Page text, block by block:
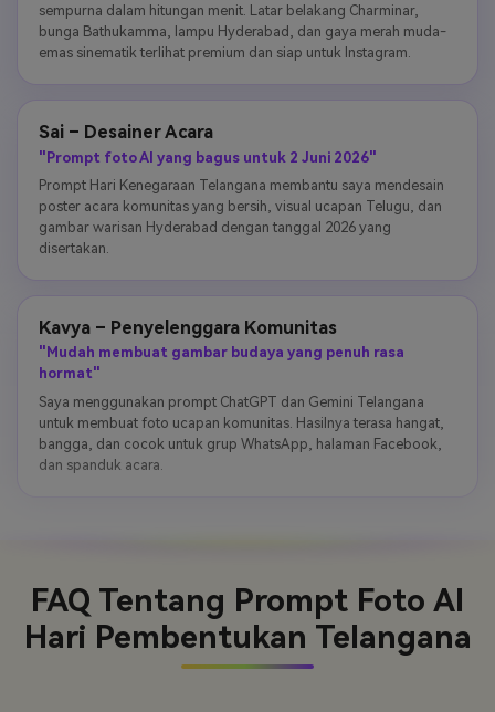
sempurna dalam hitungan menit. Latar belakang Charminar,
bunga Bathukamma, lampu Hyderabad, dan gaya merah muda-
emas sinematik terlihat premium dan siap untuk Instagram.
Sai – Desainer Acara
"Prompt foto AI yang bagus untuk 2 Juni 2026"
Prompt Hari Kenegaraan Telangana membantu saya mendesain
poster acara komunitas yang bersih, visual ucapan Telugu, dan
gambar warisan Hyderabad dengan tanggal 2026 yang
disertakan.
Kavya – Penyelenggara Komunitas
"Mudah membuat gambar budaya yang penuh rasa
hormat"
Saya menggunakan prompt ChatGPT dan Gemini Telangana
untuk membuat foto ucapan komunitas. Hasilnya terasa hangat,
bangga, dan cocok untuk grup WhatsApp, halaman Facebook,
dan spanduk acara.
FAQ Tentang Prompt Foto AI
Hari Pembentukan Telangana